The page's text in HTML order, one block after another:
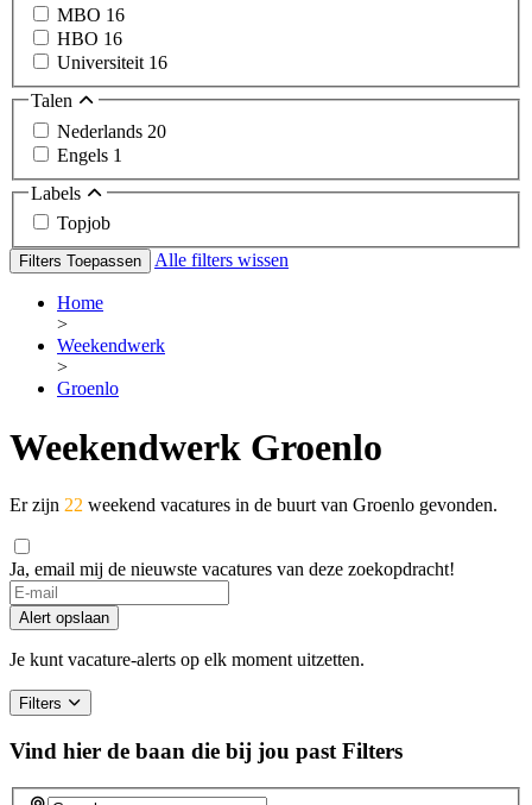
MBO 16
HBO 16
Universiteit 16
Talen
Nederlands 20
Engels 1
Labels
Topjob
Filters Toepassen Alle filters wissen
Home
>
Weekendwerk
>
Groenlo
Weekendwerk Groenlo
Er zijn 22 weekend vacatures in de buurt van Groenlo gevonden.
Ja, email mij de nieuwste vacatures van deze zoekopdracht!
Alert opslaan
Je kunt vacature-alerts op elk moment uitzetten.
Filters
Vind hier de baan die bij jou past Filters